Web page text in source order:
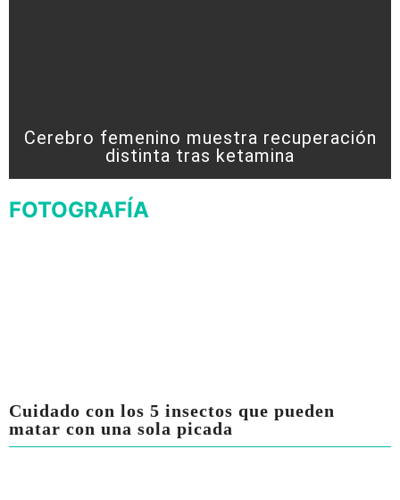
Cerebro femenino muestra recuperación
distinta tras ketamina
FOTOGRAFÍA
Cuidado con los 5 insectos que pueden
matar con una sola picada